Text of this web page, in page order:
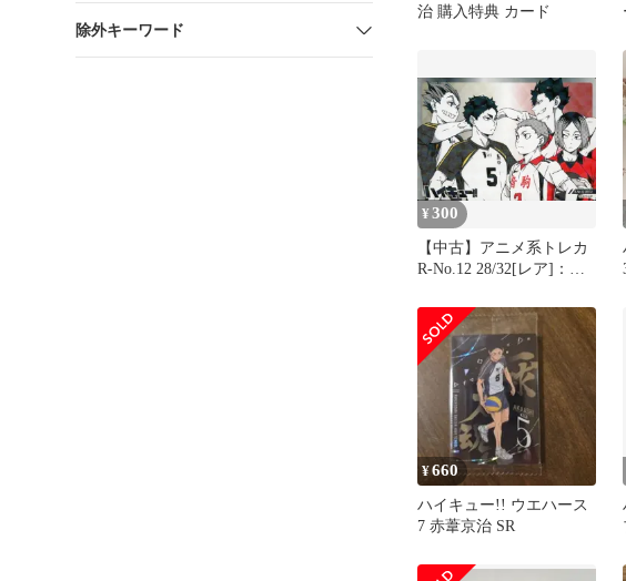
除外キーワード
治 購入特典 カード
¥300
【中古】アニメ系トレカ
R-No.12 28/32[レア]：木
夜久 衛輔＆黒尾 鉄朗＆
孤爪 研磨
¥660
ハイキュー!! ウエハース
7 赤葦京治 SR